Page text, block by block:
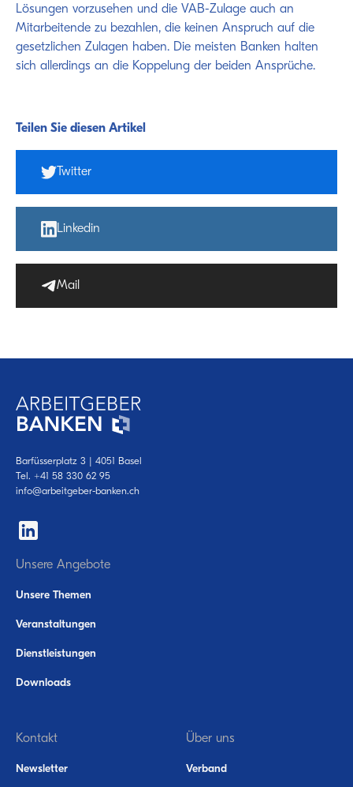
Lösungen vorzusehen und die VAB-Zulage auch an
Mitarbeitende zu bezahlen, die keinen Anspruch auf die
gesetzlichen Zulagen haben. Die meisten Banken halten
sich allerdings an die Koppelung der beiden Ansprüche.
Teilen Sie diesen Artikel
Twitter
Linkedin
Mail
Barfüsserplatz 3 | 4051 Basel
Tel. +41 58 330 62 95
info@arbeitgeber-banken.ch
Unsere Angebote
Unsere Themen
Veranstaltungen
Dienstleistungen
Downloads
Über uns
Verband
Kontakt
Newsletter